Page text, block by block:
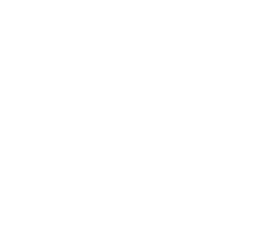
NAWROCKI